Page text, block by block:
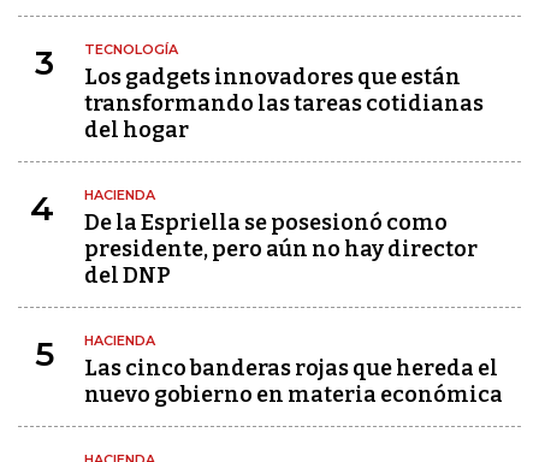
3 TECNOLOGÍA
Los gadgets innovadores que están
transformando las tareas cotidianas
del hogar
4 HACIENDA
De la Espriella se posesionó como
presidente, pero aún no hay director
del DNP
5 HACIENDA
Las cinco banderas rojas que hereda el
nuevo gobierno en materia económica